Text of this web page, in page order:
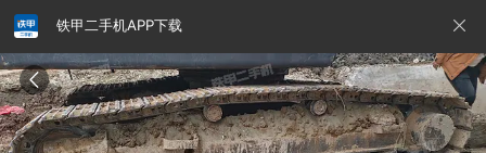
铁甲二手机APP下载
请输入手机号